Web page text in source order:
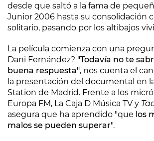
desde que saltó a la fama de
Junior 2006 hasta su consolidación
solitario, pasando por los altibajos
La película comienza con una
Dani Fernández? "Todavía no te
buena respuesta", nos cuenta el
la presentación del documental en
Station de Madrid. Frente a los
Europa FM, La Caja D Música TV y
asegura que ha aprendido "que los
malos se pueden superar".